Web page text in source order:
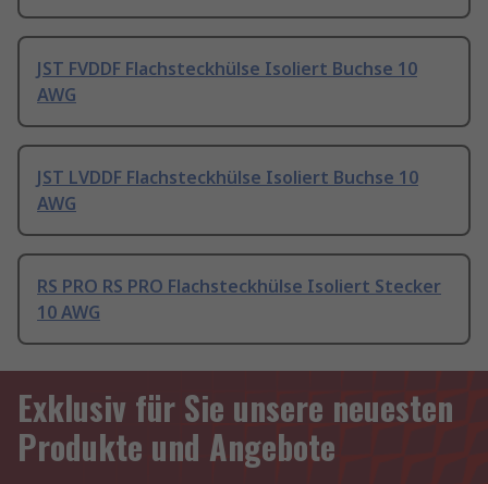
JST FVDDF Flachsteckhülse Isoliert Buchse 10
AWG
JST LVDDF Flachsteckhülse Isoliert Buchse 10
AWG
RS PRO RS PRO Flachsteckhülse Isoliert Stecker
10 AWG
Exklusiv für Sie unsere neuesten
Produkte und Angebote